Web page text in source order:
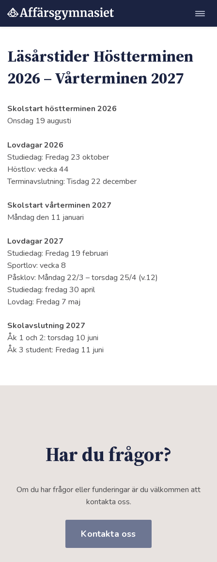
Hoppa
Läsårstider Höstterminen
2026 – Vårterminen 2027
Skolstart höstterminen 2026
Onsdag 19 augusti
Lovdagar 2026
Studiedag: Fredag 23 oktober
Höstlov: vecka 44
Terminavslutning: Tisdag 22 december
Skolstart vårterminen 2027
Måndag den 11 januari
Lovdagar 2027
Studiedag: Fredag 19 februari
Sportlov: vecka 8
Påsklov: Måndag 22/3 – torsdag 25/4 (v.12)
Studiedag: fredag 30 april
Lovdag: Fredag 7 maj
Skolavslutning 2027
Åk 1 och 2: torsdag 10 juni
Åk 3 student: Fredag 11 juni
Har du frågor?
Om du har frågor eller funderingar är du välkommen att
kontakta oss.
Kontakta oss